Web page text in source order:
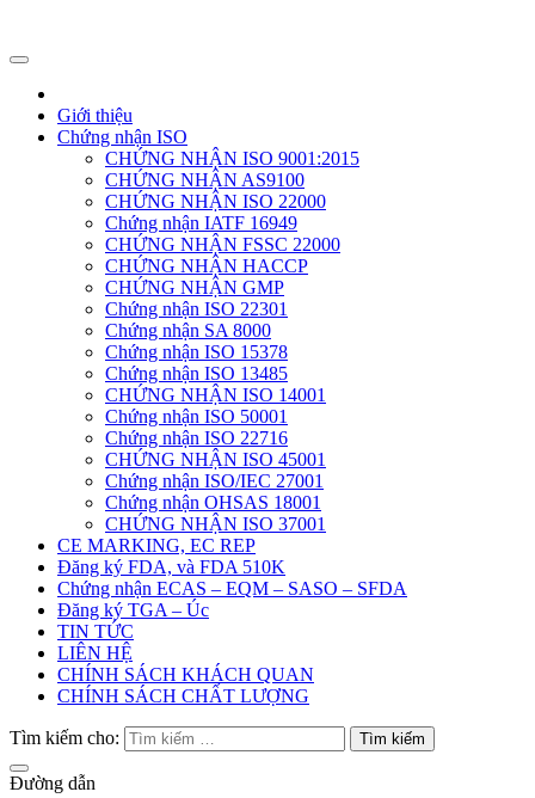
Giới thiệu
Chứng nhận ISO
CHỨNG NHẬN ISO 9001:2015
CHỨNG NHẬN AS9100
CHỨNG NHẬN ISO 22000
Chứng nhận IATF 16949
CHỨNG NHẬN FSSC 22000
CHỨNG NHẬN HACCP
CHỨNG NHẬN GMP
Chứng nhận ISO 22301
Chứng nhận SA 8000
Chứng nhận ISO 15378
Chứng nhận ISO 13485
CHỨNG NHẬN ISO 14001
Chứng nhận ISO 50001
Chứng nhận ISO 22716
CHỨNG NHẬN ISO 45001
Chứng nhận ISO/IEC 27001
Chứng nhận OHSAS 18001
CHỨNG NHẬN ISO 37001
CE MARKING, EC REP
Đăng ký FDA, và FDA 510K
Chứng nhận ECAS – EQM – SASO – SFDA
Đăng ký TGA – Úc
TIN TỨC
LIÊN HỆ
CHÍNH SÁCH KHÁCH QUAN
CHÍNH SÁCH CHẤT LƯỢNG
Tìm kiếm cho:
Đường dẫn